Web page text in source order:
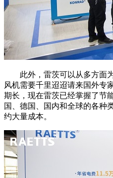
此外，雷茨可以从多方面为
风机需要千里迢迢请来国外专
期长，现在雷茨已经掌握了节
国、德国、国内和全球的各种
约大量成本。